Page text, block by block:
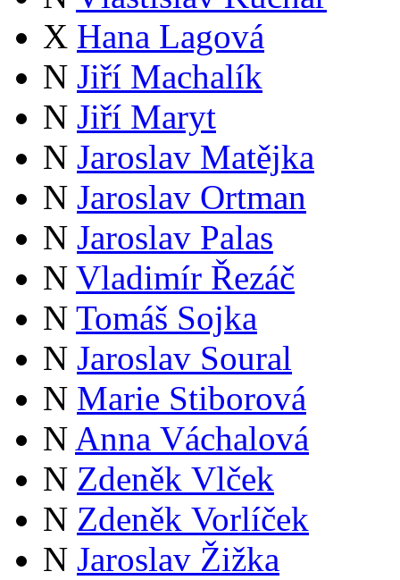
X Hana Lagová
N Jiří Machalík
N Jiří Maryt
N Jaroslav Matějka
N Jaroslav Ortman
N Jaroslav Palas
N Vladimír Řezáč
N Tomáš Sojka
N Jaroslav Soural
N Marie Stiborová
N Anna Váchalová
N Zdeněk Vlček
N Zdeněk Vorlíček
N Jaroslav Žižka